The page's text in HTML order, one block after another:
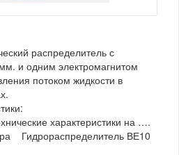
распределитель с
и одним электромагнитом
потоком жидкости в
характеристики на ….
Гидрораспределитель ВЕ10